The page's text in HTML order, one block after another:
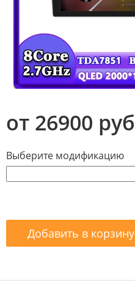
от 26900 руб
Выберите модификацию
Добавить в корзину